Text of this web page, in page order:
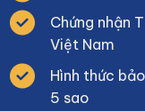
Chứng nhận
Việt Nam
Hình thức
5 sao